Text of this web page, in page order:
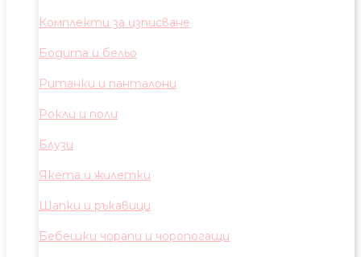
Комплекти за изписване
Бодита и бельо
Ританки и панталони
Рокли и поли
Блузи
Якета и жилетки
Шапки и ръкавици
Бебешки чорапи и чоропогащи